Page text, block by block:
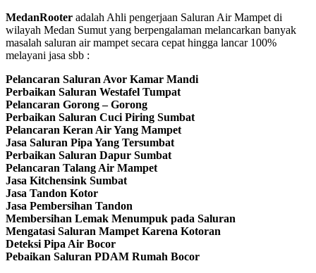
MedanRooter adalah Ahli pengerjaan Saluran Air Mampet di
wilayah Medan Sumut yang berpengalaman melancarkan banyak
masalah saluran air mampet secara cepat hingga lancar 100%
melayani jasa sbb :
Pelancaran Saluran Avor Kamar Mandi
Perbaikan Saluran Westafel Tumpat
Pelancaran Gorong – Gorong
Perbaikan Saluran Cuci Piring Sumbat
Pelancaran Keran Air Yang Mampet
Jasa Saluran Pipa Yang Tersumbat
Perbaikan Saluran Dapur Sumbat
Pelancaran Talang Air Mampet
Jasa Kitchensink Sumbat
Jasa Tandon Kotor
Jasa Pembersihan Tandon
Membersihan Lemak Menumpuk pada Saluran
Mengatasi Saluran Mampet Karena Kotoran
Deteksi Pipa Air Bocor
Pebaikan Saluran PDAM Rumah Bocor